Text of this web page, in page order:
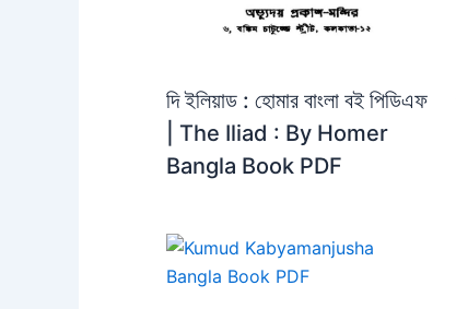
দি ইলিয়াড : হোমার বাংলা বই পিডিএফ
| The Iliad : By Homer
Bangla Book PDF